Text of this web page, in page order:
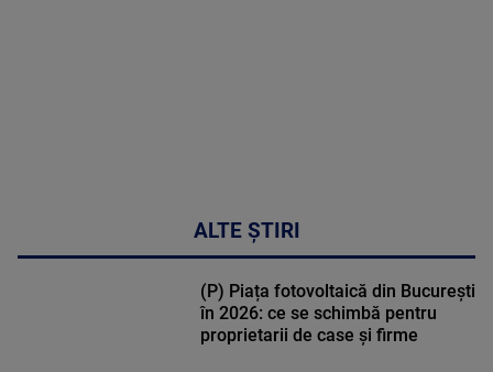
ALTE ȘTIRI
(P) Piața fotovoltaică din București
în 2026: ce se schimbă pentru
proprietarii de case și firme